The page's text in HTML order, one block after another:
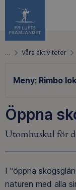
… Våra aktiviteter
Meny: Rimbo
Öppna
Utomhuskul för
I "öppna
naturen med alla